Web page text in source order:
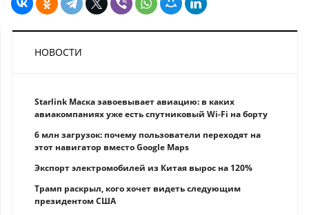
НОВОСТИ
Starlink Маска завоевывает авиацию: в каких
авиакомпаниях уже есть спутниковый Wi-Fi на борту
6 млн загрузок: почему пользователи переходят на
этот навигатор вместо Google Maps
Экспорт электромобилей из Китая вырос на 120%
Трамп раскрыл, кого хочет видеть следующим
президентом США